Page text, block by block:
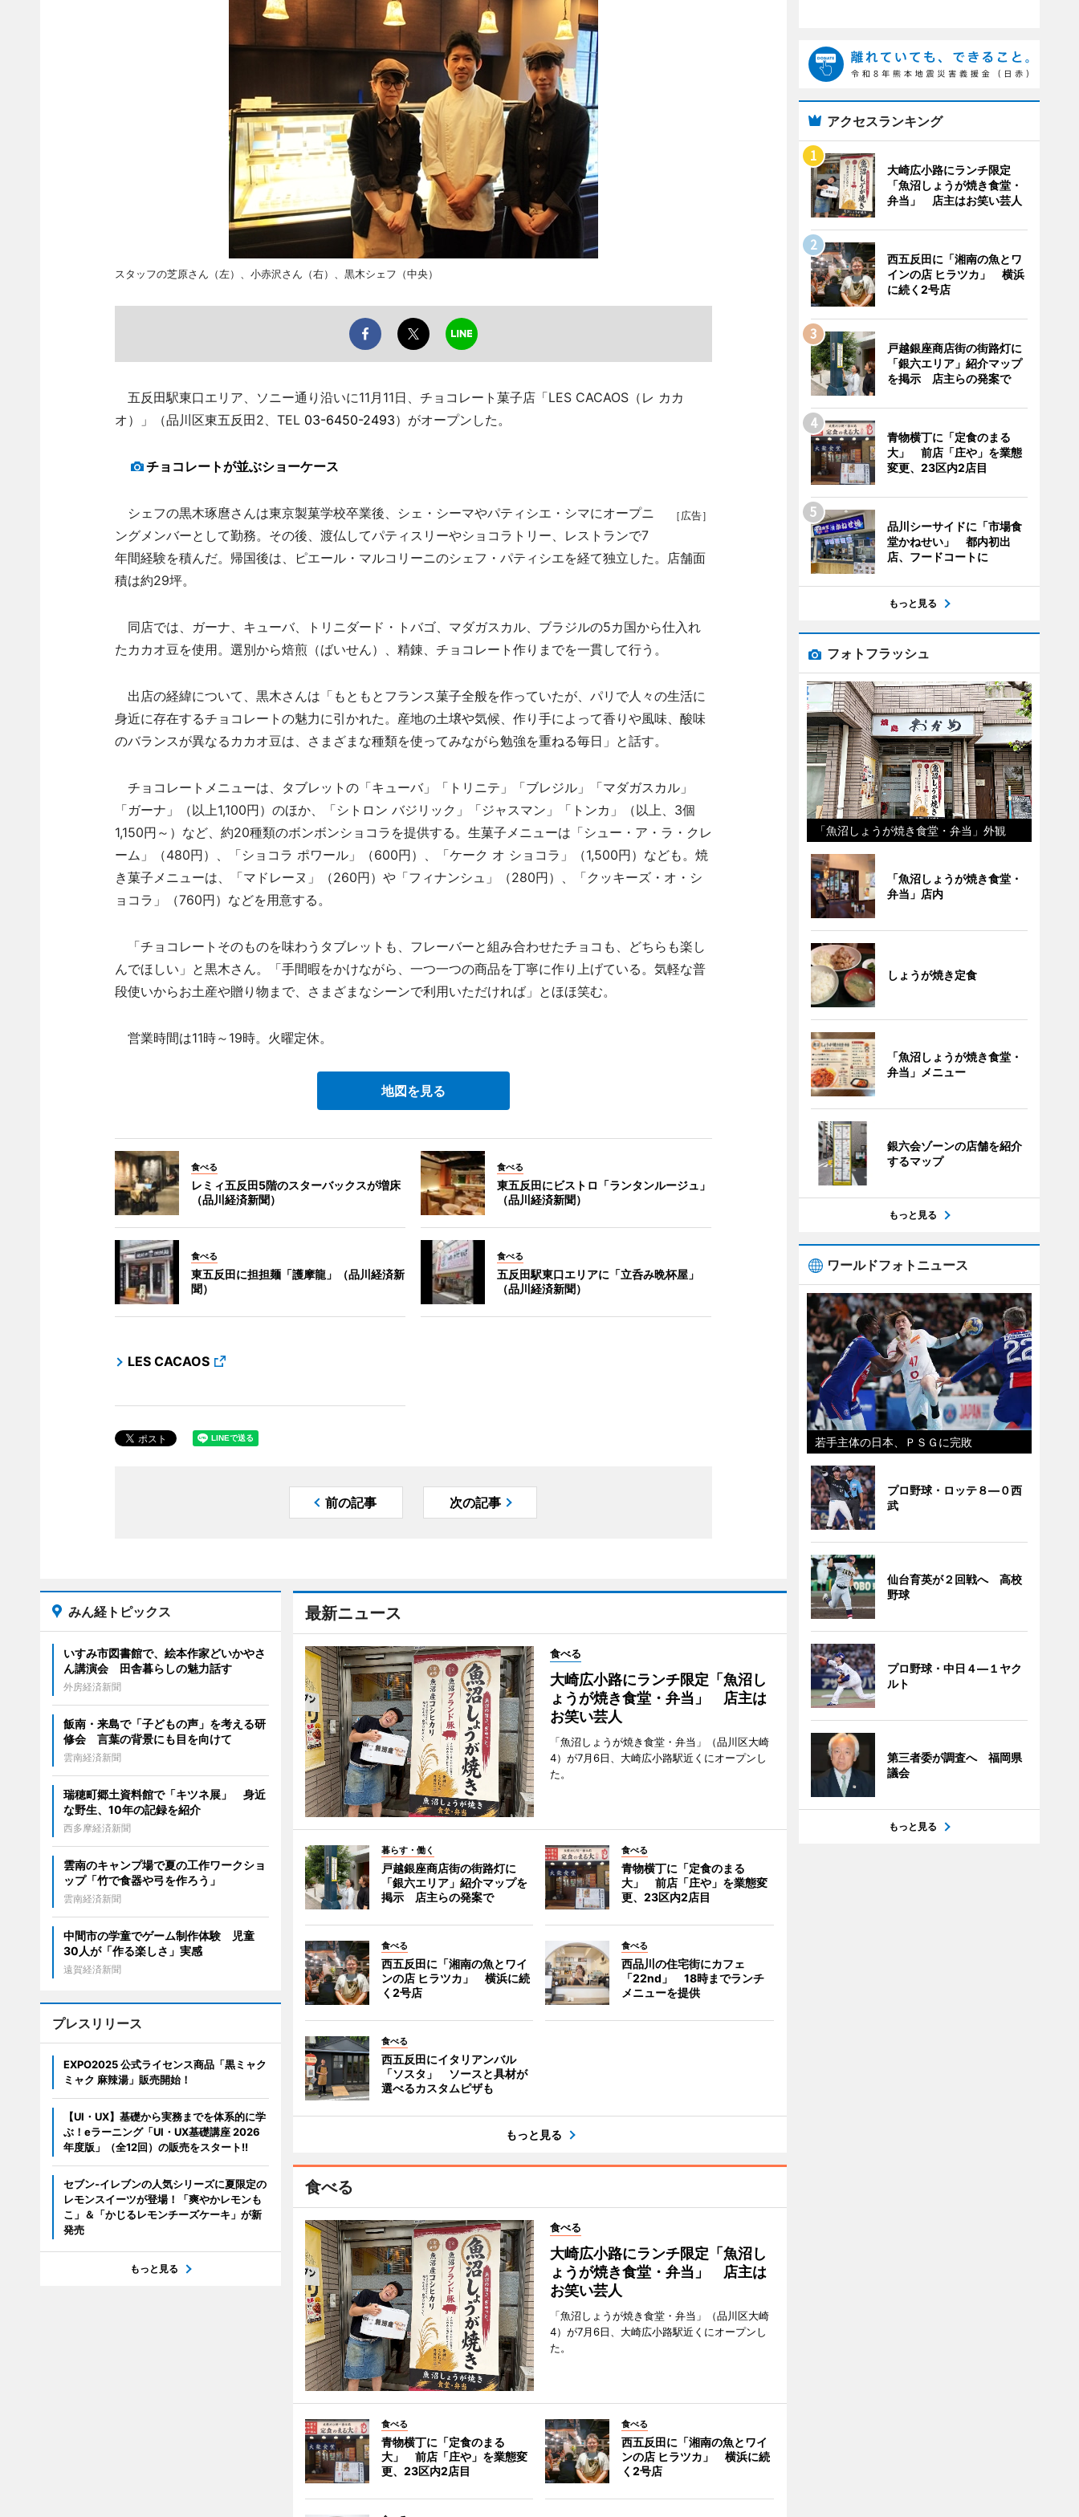
スタッフの芝原さん（左）、小赤沢さん（右）、黒木シェフ（中央）
五反田駅東口エリア、ソニー通り沿いに11月11日、チョコレート菓子店「LES CACAOS（レ カカ
オ）」（品川区東五反田2、TEL 03-6450-2493）がオープンした。
チョコレートが並ぶショーケース
［広告］
シェフの黒木琢麿さんは東京製菓学校卒業後、シェ・シーマやパティシエ・シマにオープニ
ングメンバーとして勤務。その後、渡仏してパティスリーやショコラトリー、レストランで7
年間経験を積んだ。帰国後は、ピエール・マルコリーニのシェフ・パティシエを経て独立した。店舗面
積は約29坪。
同店では、ガーナ、キューバ、トリニダード・トバゴ、マダガスカル、ブラジルの5カ国から仕入れ
たカカオ豆を使用。選別から焙煎（ばいせん）、精錬、チョコレート作りまでを一貫して行う。
出店の経緯について、黒木さんは「もともとフランス菓子全般を作っていたが、パリで人々の生活に
身近に存在するチョコレートの魅力に引かれた。産地の土壌や気候、作り手によって香りや風味、酸味
のバランスが異なるカカオ豆は、さまざまな種類を使ってみながら勉強を重ねる毎日」と話す。
チョコレートメニューは、タブレットの「キューバ」「トリニテ」「ブレジル」「マダガスカル」
「ガーナ」（以上1,100円）のほか、「シトロン バジリック」「ジャスマン」「トンカ」（以上、3個
1,150円～）など、約20種類のボンボンショコラを提供する。生菓子メニューは「シュー・ア・ラ・クレ
ーム」（480円）、「ショコラ ポワール」（600円）、「ケーク オ ショコラ」（1,500円）なども。焼
き菓子メニューは、「マドレーヌ」（260円）や「フィナンシュ」（280円）、「クッキーズ・オ・シ
ョコラ」（760円）などを用意する。
「チョコレートそのものを味わうタブレットも、フレーバーと組み合わせたチョコも、どちらも楽し
んでほしい」と黒木さん。「手間暇をかけながら、一つ一つの商品を丁寧に作り上げている。気軽な普
段使いからお土産や贈り物まで、さまざまなシーンで利用いただければ」とほほ笑む。
営業時間は11時～19時。火曜定休。
地図を見る
食べる
レミィ五反田5階のスターバックスが増床
（品川経済新聞）
食べる
東五反田にビストロ「ランタンルージュ」
（品川経済新聞）
食べる
東五反田に担担麺「護摩龍」（品川経済新
聞）
食べる
五反田駅東口エリアに「立呑み晩杯屋」
（品川経済新聞）
LES CACAOS
前の記事 次の記事
最新ニュース
食べる
大崎広小路にランチ限定「魚沼し
ょうが焼き食堂・弁当」 店主は
お笑い芸人
「魚沼しょうが焼き食堂・弁当」（品川区大崎
4）が7月6日、大崎広小路駅近くにオープンし
た。
暮らす・働く
戸越銀座商店街の街路灯に
「銀六エリア」紹介マップを
掲示 店主らの発案で
食べる
青物横丁に「定食のまる
大」 前店「庄や」を業態変
更、23区内2店目
食べる
西五反田に「湘南の魚とワイ
ンの店 ヒラツカ」 横浜に続
く2号店
食べる
西品川の住宅街にカフェ
「22nd」 18時までランチ
メニューを提供
食べる
西五反田にイタリアンバル
「ソスタ」 ソースと具材が
選べるカスタムピザも
もっと見る
食べる
食べる
大崎広小路にランチ限定「魚沼し
ょうが焼き食堂・弁当」 店主は
お笑い芸人
「魚沼しょうが焼き食堂・弁当」（品川区大崎
4）が7月6日、大崎広小路駅近くにオープンし
た。
食べる
青物横丁に「定食のまる
大」 前店「庄や」を業態変
更、23区内2店目
食べる
西五反田に「湘南の魚とワイ
ンの店 ヒラツカ」 横浜に続
く2号店
みん経トピックス
いすみ市図書館で、絵本作家どいかやさ
ん講演会 田舎暮らしの魅力話す
外房経済新聞
飯南・来島で「子どもの声」を考える研
修会 言葉の背景にも目を向けて
雲南経済新聞
瑞穂町郷土資料館で「キツネ展」 身近
な野生、10年の記録を紹介
西多摩経済新聞
雲南のキャンプ場で夏の工作ワークショ
ップ「竹で食器や弓を作ろう」
雲南経済新聞
中間市の学童でゲーム制作体験 児童
30人が「作る楽しさ」実感
遠賀経済新聞
プレスリリース
EXPO2025 公式ライセンス商品「黒ミャク
ミャク 麻辣湯」販売開始！
【UI・UX】基礎から実務までを体系的に学
ぶ！eラーニング「UI・UX基礎講座 2026
年度版」（全12回）の販売をスタート!!
セブン‐イレブンの人気シリーズに夏限定の
レモンスイーツが登場！「爽やかレモンも
こ」＆「かじるレモンチーズケーキ」が新
発売
もっと見る
アクセスランキング
大崎広小路にランチ限定
「魚沼しょうが焼き食堂・
弁当」 店主はお笑い芸人
西五反田に「湘南の魚とワ
インの店 ヒラツカ」 横浜
に続く2号店
戸越銀座商店街の街路灯に
「銀六エリア」紹介マップ
を掲示 店主らの発案で
青物横丁に「定食のまる
大」 前店「庄や」を業態
変更、23区内2店目
品川シーサイドに「市場食
堂かねせい」 都内初出
店、フードコートに
もっと見る
フォトフラッシュ
「魚沼しょうが焼き食堂・弁当」外観
「魚沼しょうが焼き食堂・
弁当」店内
しょうが焼き定食
「魚沼しょうが焼き食堂・
弁当」メニュー
銀六会ゾーンの店舗を紹介
するマップ
もっと見る
ワールドフォトニュース
若手主体の日本、ＰＳＧに完敗
プロ野球・ロッテ８―０西
武
仙台育英が２回戦へ 高校
野球
プロ野球・中日４―１ヤク
ルト
第三者委が調査へ 福岡県
議会
もっと見る